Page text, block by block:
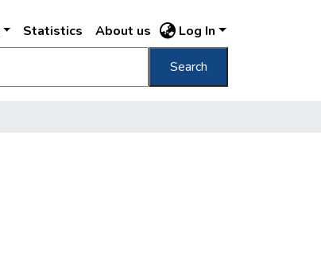
Statistics About us Log In
Search